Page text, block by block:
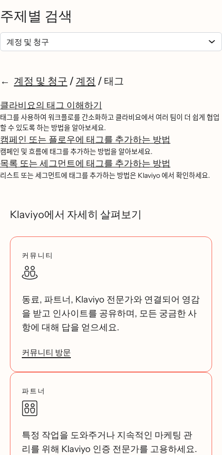
주제별 검색
계정 및 청구 / 계정 / 태그
클라비요의 태그 이해하기
태그를 사용하여 워크플로를 간소화하고 클라비요에서 여러 팀이 더 쉽게 협업
할 수 있도록 하는 방법을 알아보세요.
캠페인 또는 플로우에 태그를 추가하는 방법
캠페인 및 흐름에 태그를 추가하는 방법을 알아보세요.
목록 또는 세그먼트에 태그를 추가하는 방법
리스트 또는 세그먼트에 태그를 추가하는 방법은 Klaviyo 에서 확인하세요.
Klaviyo에서 자세히 살펴보기
커뮤니티
동료, 파트너, Klaviyo 전문가와 연결되어 영감
을 받고 인사이트를 공유하며, 모든 궁금한 사
항에 대해 답을 얻으세요.
커뮤니티 방문
파트너
특정 작업을 도와주거나 지속적인 마케팅 관
리를 위해 Klaviyo 인증 전문가를 고용하세요.